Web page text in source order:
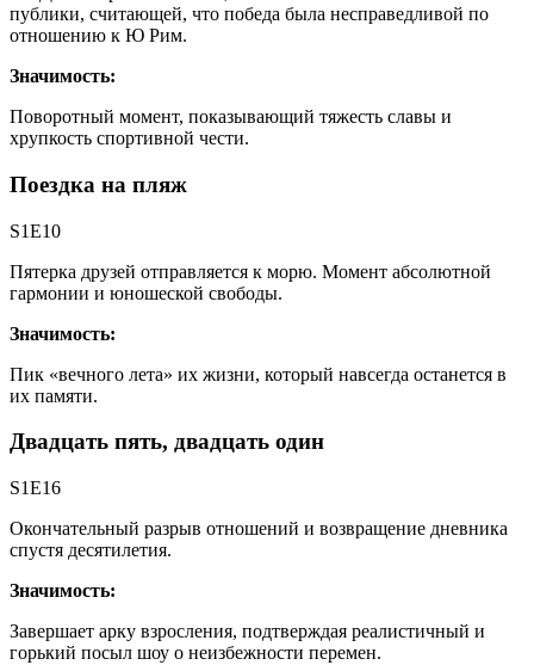
публики, считающей, что победа была несправедливой по
отношению к Ю Рим.
Значимость:
Поворотный момент, показывающий тяжесть славы и
хрупкость спортивной чести.
Поездка на пляж
S1E10
Пятерка друзей отправляется к морю. Момент абсолютной
гармонии и юношеской свободы.
Значимость:
Пик «вечного лета» их жизни, который навсегда останется в
их памяти.
Двадцать пять, двадцать один
S1E16
Окончательный разрыв отношений и возвращение дневника
спустя десятилетия.
Значимость:
Завершает арку взросления, подтверждая реалистичный и
горький посыл шоу о неизбежности перемен.